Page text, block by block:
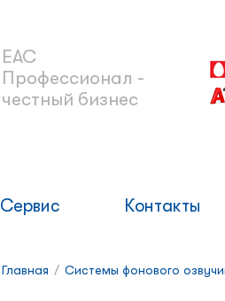
ЕАС
Профессионал -
честный бизнес
Сервис Контакты
Главная / Системы фонового